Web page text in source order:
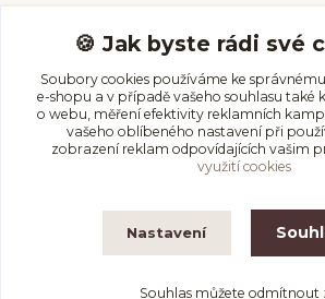
+420 731 681 038
(Po-Ne, 9-18 hod.)
info@infinitypierce.cz
🍪 Jak byste rádi své
Soubory cookies používáme ke
e-shopu a v případě vašeho souhlasu také
o webu, měření efektivity reklamních
vašeho oblíbeného nastavení při
zobrazení reklam odpovídajících vašim
využití cookies
Nastavení
Souhlas můžete odmítnout